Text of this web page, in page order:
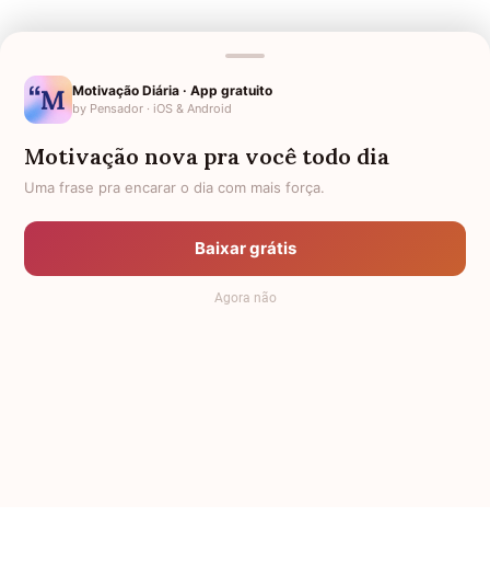
Últimos Nomes
Nomes pelo Mundo
Sobre Nós
Motivação Diária · App gratuito
by Pensador · iOS & Android
Motivação nova pra você todo dia
Uma frase pra encarar o dia com mais força.
Baixar grátis
Agora não